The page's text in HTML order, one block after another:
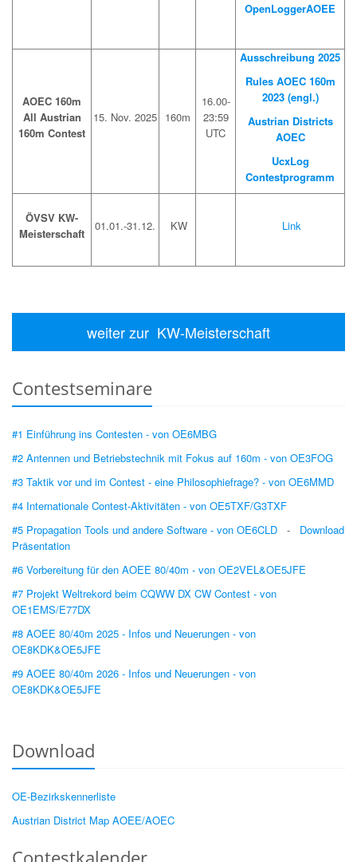
OpenLoggerAOEE
AOEC 160m
All Austrian
160m Contest
15. Nov. 2025 160m
16.00-
23:59
UTC
Ausschreibung 2025
Rules AOEC 160m
2023 (engl.)
Austrian Districts
AOEC
UcxLog
Contestprogramm
ÖVSV KW-
Meisterschaft
01.01.-31.12. KW Link
weiter zur KW-Meisterschaft
Contestseminare
#1 Einführung ins Contesten - von OE6MBG
#2 Antennen und Betriebstechnik mit Fokus auf 160m - von OE3FOG
#3 Taktik vor und im Contest - eine Philosophiefrage? - von OE6MMD
#4 Internationale Contest-Aktivitäten - von OE5TXF/G3TXF
#5 Propagation Tools und andere Software - von OE6CLD - Download
Präsentation
#6 Vorbereitung für den AOEE 80/40m - von OE2VEL&OE5JFE
#7 Projekt Weltrekord beim CQWW DX CW Contest - von
OE1EMS/E77DX
#8 AOEE 80/40m 2025 - Infos und Neuerungen - von
OE8KDK&OE5JFE
#9 AOEE 80/40m 2026 - Infos und Neuerungen - von
OE8KDK&OE5JFE
Download
OE-Bezirkskennerliste
Austrian District Map AOEE/AOEC
Contestkalender